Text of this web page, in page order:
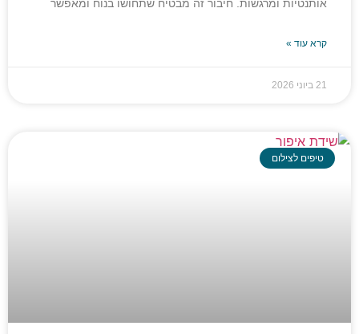
אותנטיות ומרגשות. חיבור זה מבטיח שתחושו בנוח ומאפשר
קרא עוד »
21 ביוני 2026
טיפים לצילום